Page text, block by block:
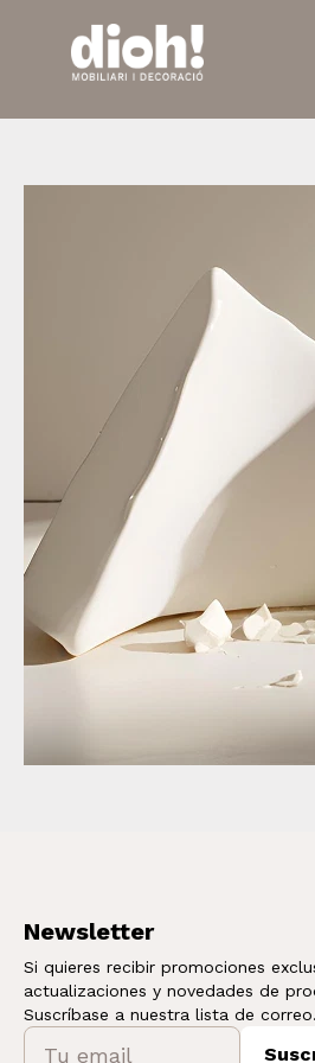
Newsletter
Si quieres recibir promociones
actualizaciones y novedades de
Suscríbase a nuestra lista de correo.